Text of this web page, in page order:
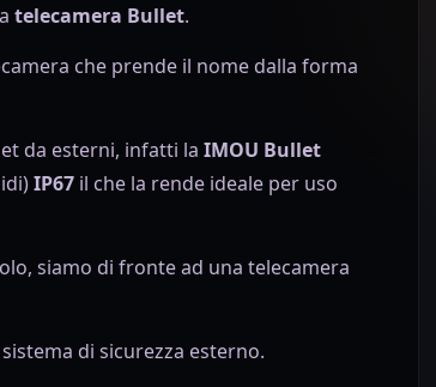
telecamera Bullet.
che prende il nome dalla forma
da esterni, infatti la IMOU Bullet
IP67 il che la rende ideale per uso
siamo di fronte ad una telecamera
di sicurezza esterno.